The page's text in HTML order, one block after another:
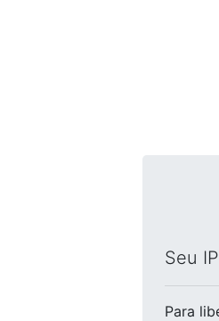
Seu
Para